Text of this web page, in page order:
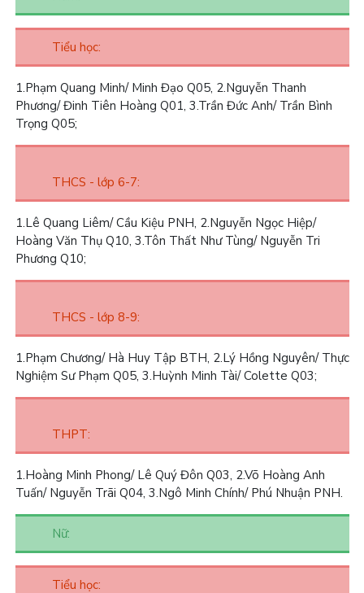
Tiểu học:
1.Phạm Quang Minh/ Minh Đạo Q05, 2.Nguyễn Thanh
Phương/ Đinh Tiên Hoàng Q01, 3.Trần Đức Anh/ Trần Bình
Trọng Q05;
THCS - lớp 6-7:
1.Lê Quang Liêm/ Cầu Kiệu PNH, 2.Nguyễn Ngọc Hiệp/
Hoàng Văn Thụ Q10, 3.Tôn Thất Như Tùng/ Nguyễn Tri
Phương Q10;
THCS - lớp 8-9:
1.Phạm Chương/ Hà Huy Tập BTH, 2.Lý Hồng Nguyên/ Thực
Nghiệm Sư Phạm Q05, 3.Huỳnh Minh Tài/ Colette Q03;
THPT:
1.Hoàng Minh Phong/ Lê Quý Đôn Q03, 2.Võ Hoàng Anh
Tuấn/ Nguyễn Trãi Q04, 3.Ngô Minh Chính/ Phú Nhuận PNH.
Nữ:
Tiểu học: